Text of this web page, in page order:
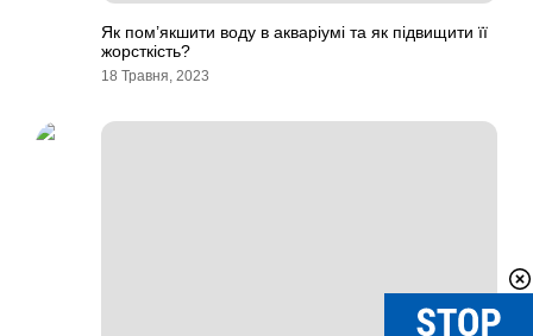
Як пом’якшити воду в акваріумі та як підвищити її
жорсткість?
18 Травня, 2023